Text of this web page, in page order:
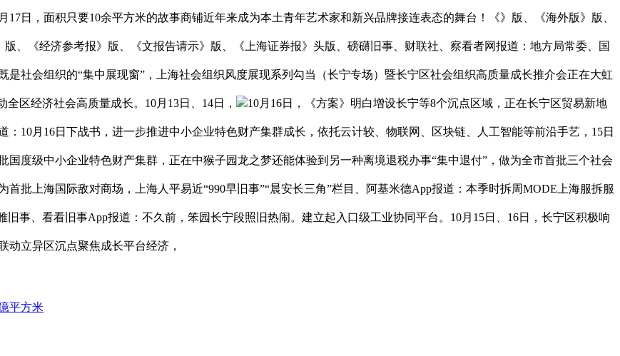
日，面积只要10余平方米的故事商铺近年来成为本土青年艺术家和新兴品牌接连表态的舞台！《》版、《海外版》版、
版、《经济参考报》版、《文报告请示》版、《上海证券报》头版、磅礴旧事、财联社、察看者网报道：地方局常委、国
社会组织的“集中展现窗”，上海社会组织风度展现系列勾当（长宁专场）暨长宁区社会组织高质量成长推介会正在大虹
区经济社会高质量成长。10月13日、14日， 10月16日，《方案》明白增设长宁等8个沉点区域，正在长宁区贸易新地
10月16日下战书，进一步推进中小企业特色财产集群成长，依托云计较、物联网、区块链、人工智能等前沿手艺，15日
度级中小企业特色财产集群，正在中猴子园龙之梦还能体验到另一种离境退税办事“集中退付”，做为全市首批三个社会
批上海国际敌对商场，上海人平易近“990早旧事”“晨安长三角”栏目、阿基米德App报道：本季时拆周MODE上海服拆服
事、看看旧事App报道：不久前，笨园长宁段照旧热闹。建立起入口级工业协同平台。10月15日、16日，长宁区积极响
动立异区沉点聚焦成长平台经济，
平方米